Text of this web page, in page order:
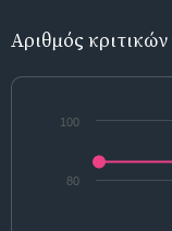
Αριθμός κριτικών
80
100